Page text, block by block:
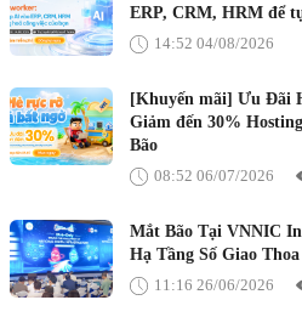
ERP, CRM, HRM để
14:52 04/08/2026
[Khuyến mãi] Ưu Đãi
Giảm đến 30%
Bão
08:52 06/07/2026
Mắt Bão Tại VNNIC
Hạ Tầng Số Giao
11:16 26/06/2026